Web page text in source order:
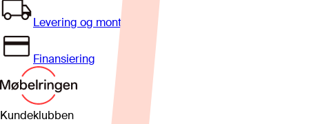
Levering og montering
Finansiering
Kundeklubben